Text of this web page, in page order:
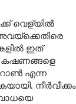
വെള്യിൽ
ഇത്
കഷണങ്ങളെ
എന്ന
നീർവീക്കം